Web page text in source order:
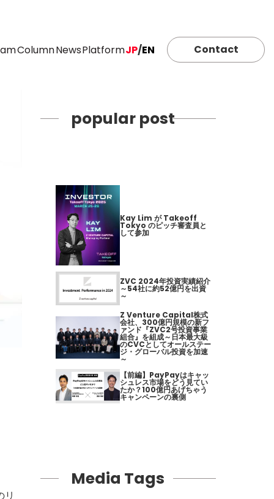
ColumnNewsPlatformJP/EN Contact
リ
popular post
Kay Lim が Takeoff
Tokyo のピッチ審査員と
して参加
ZVC 2024年投資実績紹介
～54社に約52億円を出資
～
Z Venture Capital株式
会社、300億円規模の新フ
ァンド『ZVC2号投資事業
組合』を組成～日本最大級
のCVCとしてオールステー
ジ・グローバル投資を加速
～
【前編】PayPayはキャッ
シュレス市場をどう見てい
たか？100億円あげちゃう
キャンペーンの裏側
Media Tags